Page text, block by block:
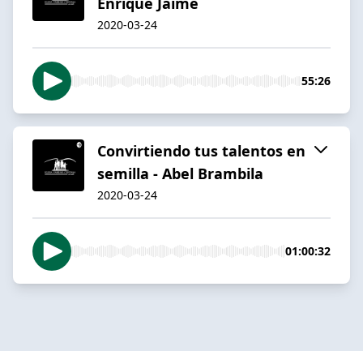
2020-03-24
55:26
Convirtiendo tus talentos en
semilla - Abel Brambila
2020-03-24
01:00:32